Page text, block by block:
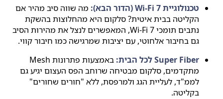
טכנולוגיית Wi-Fi 7 (הדור הבא):
מה שווה סיב מהיר אם
הקליטה בבית איטית? סלקום היא מהחלוצות בהשקת
נתבים תומכי Wi-Fi 7, המאפשרים לנצל את מהירות הסיב
גם בחיבור אלחוטי, עם יציבות שמרגישה כמו חיבור קווי.
Super Fiber לכל הבית:
באמצעות פתרונות Mesh
מתקדמים, סלקום מבטיחה שרוחב הפס העצום יגיע גם
לממ"ד, לעליית הגג ולמרפסת, ללא "חורים שחורים"
בקליטה.